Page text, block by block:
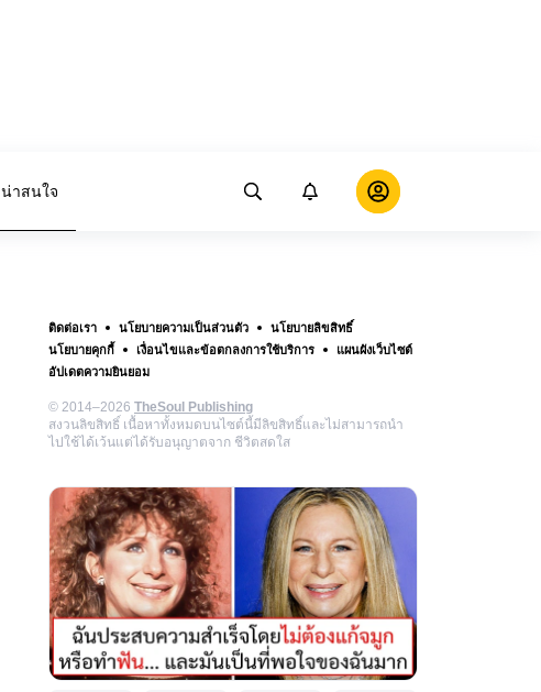
น่าสนใจ
ติดต่อเรา นโยบายความเป็นส่วนตัว
นโยบายลิขสิทธิ์
นโยบายคุกกี้
เงื่อนไขและข้อตกลงการใช้บริการ
แผนผังเว็บไซต์
อัปเดตความยินยอม
© 2014–2026 TheSoul Publishing
สงวนลิขสิทธิ์ เนื้อหาทั้งหมดบนไซต์นี้มีลิขสิทธิ์และไม่สามารถนำ
ไปใช้ได้เว้นแต่ได้รับอนุญาตจาก ชีวิตสดใส